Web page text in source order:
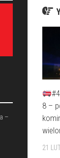
8 –
21
–